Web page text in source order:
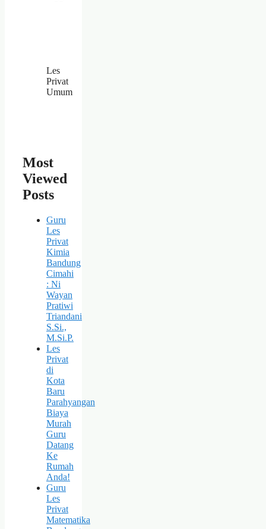
Les
Privat
Umum
Most
Viewed
Posts
Guru
Les
Privat
Kimia
Bandung
Cimahi
: Ni
Wayan
Pratiwi
Triandani
S.Si.,
M.Si.P.
Les
Privat
di
Kota
Baru
Parahyangan
Biaya
Murah
Guru
Datang
Ke
Rumah
Anda!
Guru
Les
Privat
Matematika